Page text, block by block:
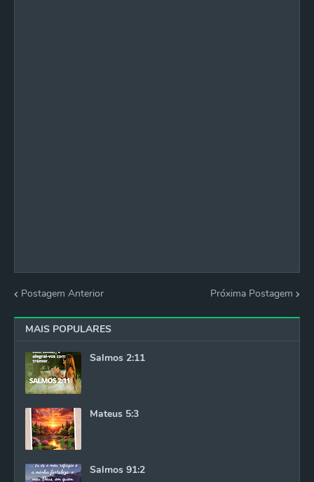
Postagem Anterior Próxima Postagem
MAIS POPULARES
Salmos 2:11
Mateus 5:3
Salmos 91:2